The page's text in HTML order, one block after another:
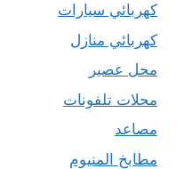
كهربائي سيارات
كهربائي منازل
محل عصير
محلات تلفونات
مصاعد
مطابخ المنيوم